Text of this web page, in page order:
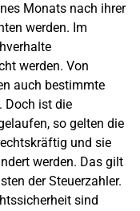
Monats nach ihrer
werden. Im
werden. Von
auch bestimmte
Doch ist die
so gelten die
und sie
werden. Das gilt
der Steuerzahler.
sind